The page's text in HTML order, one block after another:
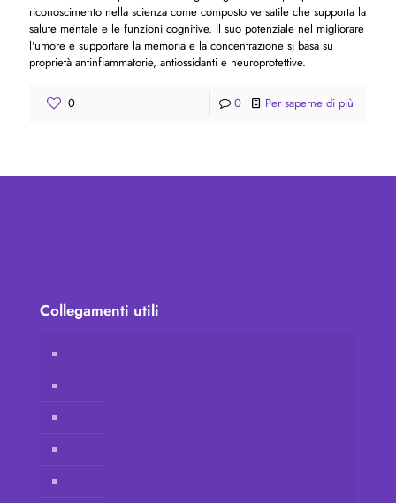
riconoscimento nella scienza come composto versatile che supporta la
salute mentale e le funzioni cognitive. Il suo potenziale nel migliorare
l'umore e supportare la memoria e la concentrazione si basa su
proprietà antinfiammatorie, antiossidanti e neuroprotettive.
0 0 Per saperne di più
Collegamenti utili